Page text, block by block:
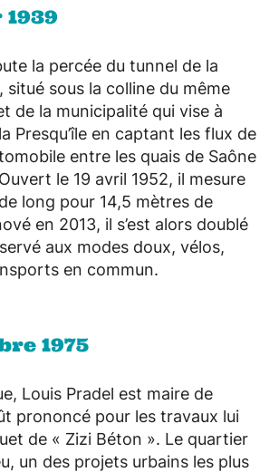
la percée du tunnel de la
situé sous la colline du même
de la municipalité qui vise à
Presqu’île en captant les flux de
entre les quais de Saône
le 19 avril 1952, il mesure
long pour 14,5 mètres de
en 2013, il s’est alors doublé
aux modes doux, vélos,
en commun.
1975
Louis Pradel est maire de
prononcé pour les travaux lui
de « Zizi Béton ». Le quartier
un des projets urbains les plus